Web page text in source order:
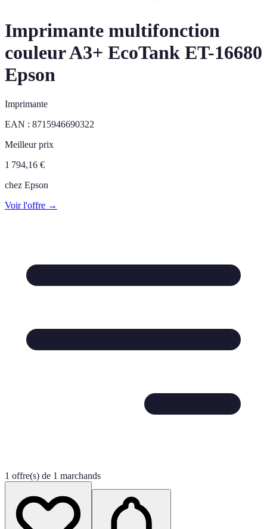
Imprimante multifonction
couleur A3+ EcoTank ET-16680
Epson
Imprimante
EAN : 8715946690322
Meilleur prix
1 794,16 €
chez Epson
Voir l'offre →
1 offre(s) de 1 marchands